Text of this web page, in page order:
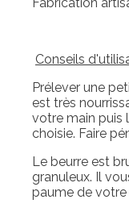
Fabrication
Conseils
Prélever une
est très
votre main puis
choisie. Faire
Le beurre est
granuleux. Il
paume de votre